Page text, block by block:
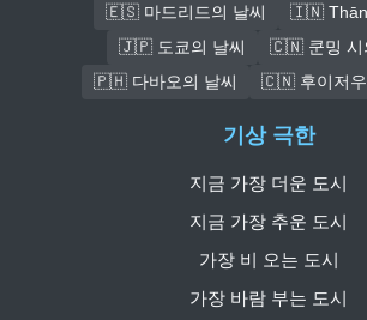
🇪🇸 마드리드의 날씨
🇮🇳
🇯🇵 도쿄의 날씨
🇨🇳 쿤밍 시
🇵🇭 다바오의 날씨
🇨🇳 후이저우
기상 극한
지금 가장 더운 도시
지금 가장 추운 도시
가장 비 오는 도시
가장 바람 부는 도시